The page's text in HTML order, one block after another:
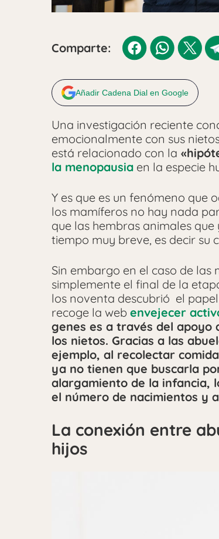
Comparte:
Añadir Cadena Dial en Google
Una investigación reciente
emocionalmente con sus
está relacionado con la
la menopausia en la especie
Y es que es un fenómeno que
los mamíferos no hay nada
que las hembras animales
tiempo muy breve, es decir su
Sin embargo en el caso de las
simplemente el final de la
los noventa descubrió el
recoge la web envejecer
genes es a través del apoyo
los nietos. Gracias a las
ejemplo, al recolectar
ya no tienen que buscarla
alargamiento de la infancia,
el número de nacimientos y
La conexión entre
hijos